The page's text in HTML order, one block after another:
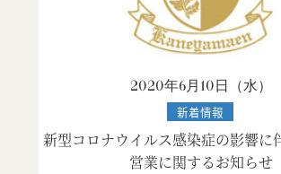
2020年6月10日（水）
新着情報
新型コロナウイルス感染症の影響に
営業に関するお知らせ